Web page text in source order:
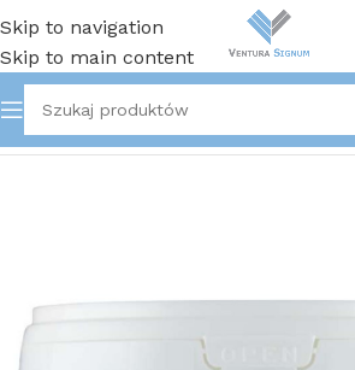
Skip to navigation
Skip to main content
Strona główna